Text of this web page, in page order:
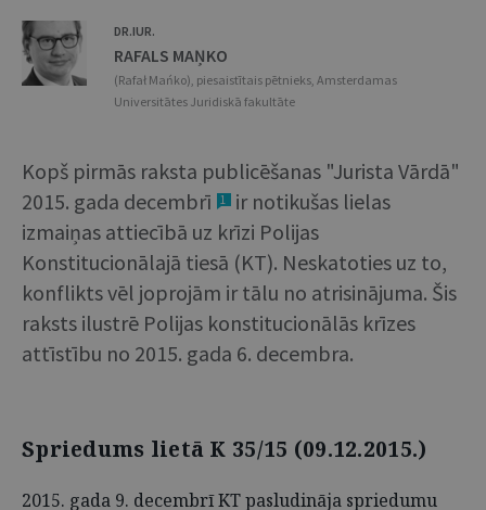
DR.IUR.
RAFALS MAŅKO
(Rafał Mańko), piesaistītais pētnieks, Amsterdamas
Universitātes Juridiskā fakultāte
Kopš pirmās raksta publicēšanas "Jurista Vārdā"
2015. gada decembrī
1
ir notikušas lielas
izmaiņas attiecībā uz krīzi Polijas
Konstitucionālajā tiesā (KT). Neskatoties uz to,
konflikts vēl joprojām ir tālu no atrisinājuma. Šis
raksts ilustrē Polijas konstitucionālās krīzes
attīstību no 2015. gada 6. decembra.
Spriedums lietā K 35/15 (09.12.2015.)
2015. gada 9. decembrī KT pasludināja spriedumu